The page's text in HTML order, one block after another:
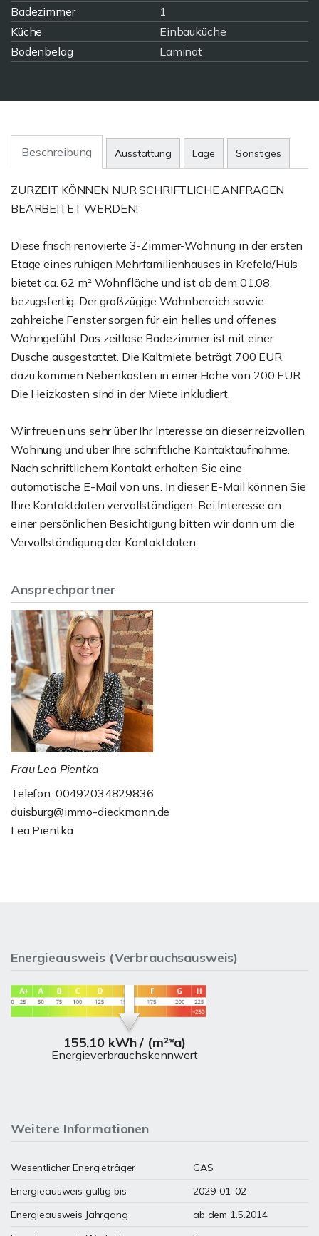
Badezimmer
1
Küche
Einbauküche
Bodenbelag
Laminat
Beschreibung Ausstattung Lage Sonstiges
ZURZEIT KÖNNEN NUR SCHRIFTLICHE ANFRAGEN
BEARBEITET WERDEN!
Diese frisch renovierte 3-Zimmer-Wohnung in der ersten
Etage eines ruhigen Mehrfamilienhauses in Krefeld/Hüls
bietet ca. 62 m² Wohnfläche und ist ab dem 01.08.
bezugsfertig. Der großzügige Wohnbereich sowie
zahlreiche Fenster sorgen für ein helles und offenes
Wohngefühl. Das zeitlose Badezimmer ist mit einer
Dusche ausgestattet. Die Kaltmiete beträgt 700 EUR,
dazu kommen Nebenkosten in einer Höhe von 200 EUR.
Die Heizkosten sind in der Miete inkludiert.
Wir freuen uns sehr über Ihr Interesse an dieser reizvollen
Wohnung und über Ihre schriftliche Kontaktaufnahme.
Nach schriftlichem Kontakt erhalten Sie eine
automatische E-Mail von uns. In dieser E-Mail können Sie
Ihre Kontaktdaten vervollständigen. Bei Interesse an
einer persönlichen Besichtigung bitten wir dann um die
Vervollständigung der Kontaktdaten.
Ansprechpartner
Frau Lea Pientka
Telefon: 00492034829836
duisburg@immo-dieckmann.de
Lea Pientka
Energieausweis (Verbrauchsausweis)
155,10 kWh / (m²*a)
Energieverbrauchskennwert
Weitere Informationen
Wesentlicher Energieträger
GAS
Energieausweis gültig bis
2029-01-02
Energieausweis Jahrgang
ab dem 1.5.2014